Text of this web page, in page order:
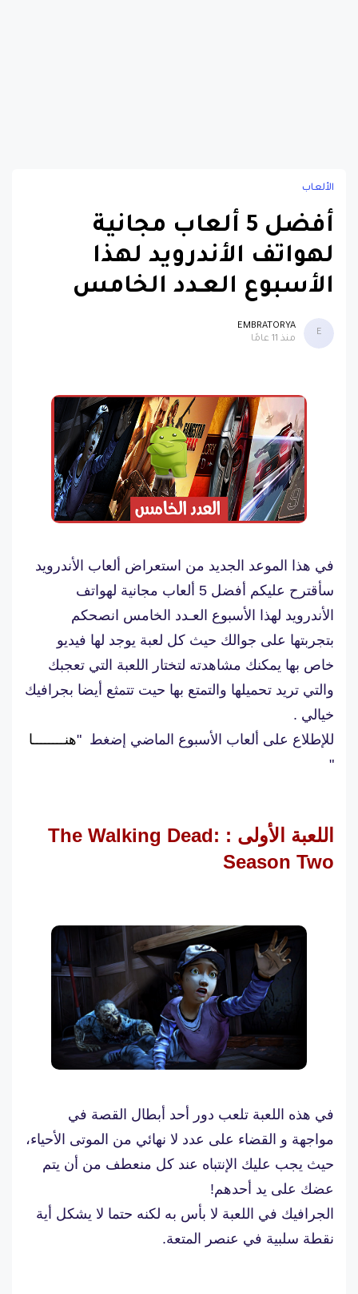
الألعاب
أفضل 5 ألعاب مجانية
لهواتف الأندرويد لهذا
الأسبوع العـدد الخامس
E
EMBRATORYA
منذ 11 عامًا
في هذا الموعد الجديد من استعراض ألعاب الأندرويد
سأقترح عليكم أفضل 5 ألعاب مجانية لهواتف
الأندرويد لهذا الأسبوع العـدد الخامس انصحكم
بتجربتها على جوالك حيث كل لعبة يوجد لها فيديو
خاص بها يمكنك مشاهدته لتختار اللعبة التي تعجبك
والتي تريد تحميلها والتمتع بها حيت تتمثع أيضا بجرافيك
خيالي .
للإطلاع على ألعاب الأسبوع الماضي إضغط "هنــــــــا
"
اللعبة الأولى : The Walking Dead:
Season Two
في هذه اللعبة تلعب دور أحد أبطال القصة في
مواجهة و القضاء على عدد لا نهائي من الموتى الأحياء،
حيث يجب عليك الإنتباه عند كل منعطف من أن يتم
عضك على يد أحدهم!
الجرافيك في اللعبة لا بأس به لكنه حتما لا يشكل أية
نقطة سلبية في عنصر المتعة.